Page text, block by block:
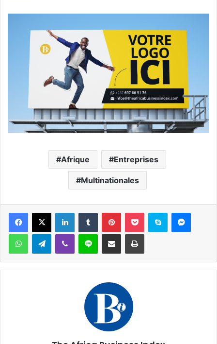
Afrique Entreprises
Multinationales
Facebook
X LinkedinTumblr PinterestPocket Skype
WhatsAppTelegramViber Ligne Partager par email Imprimer